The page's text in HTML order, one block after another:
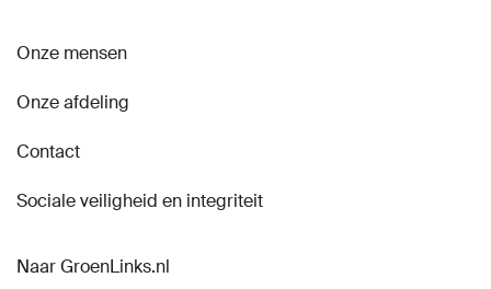
Onze mensen
Onze afdeling
Contact
Sociale veiligheid en integriteit
Naar GroenLinks.nl